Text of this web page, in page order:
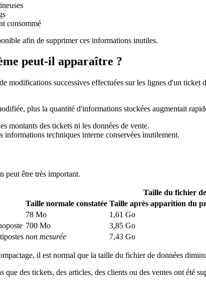
consommé
afin de supprimer ces informations inutiles.
peut-il apparaître ?
modifications successives effectuées sur les lignes d'un
plus la quantité d'informations stockées augmentait
montants des tickets ni les données de vente.
informations techniques interne conservées inutilement.
peut être très important.
Taille du fichier
Taille normale constatée Taille après apparition du
78 Mo 1,61 Go
700 Mo 3,85 Go
non mesurée 7,43 Go
il est normal que la taille du fichier de données
des tickets, des articles, des clients ou des ventes ont été